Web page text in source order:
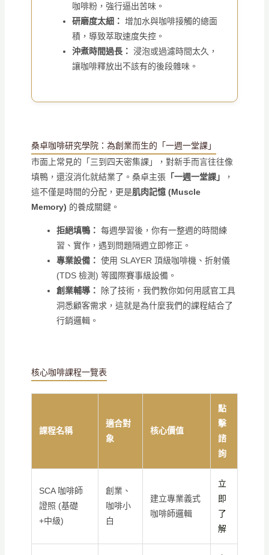
咖啡粉，強行逼出苦味。
研磨度太細： 增加水與咖啡接觸的總面
積，導致萃取速度失控。
沖煮時間過長： 浸泡或過濾時間太久，
讓咖啡釋放出不該有的後段雜味。
桑卓咖啡研究學院：為創業而生的「一週一堂課」
市面上常見的「三到四天密集課」，對新手而言往往像
填鴨，還沒消化就結業了。桑卓主張「一週一堂課」
，
這不僅是時間的分配，更是肌肉記憶 (Muscle
Memory) 的養成關鍵。
拒絕填鴨： 每週學習後，你有一整週的時間練
習、實作，遇到問題隔週立即修正。
專業設備： 使用 SLAYER 頂級咖啡機、折射儀
(TDS 檢測) 等國際賽事級設備。
創業輔導：
除了技術，我們教你如何用感官工具
洞悉顧客需求，這就是為什麼我們的課程結合了
行銷邏輯。
核心咖啡課程一覽表
課程名稱
適合對
象
核心價值
點
擊
諮
詢
SCA 咖啡師
證照 (基礎
+中級)
創業、
咖啡小
白
建立專業義式
咖啡師邏輯
立
即
了
解